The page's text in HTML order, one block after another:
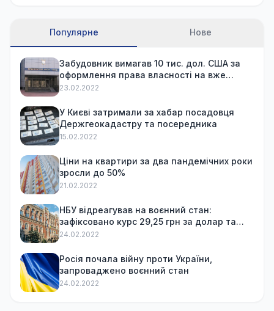
Популярне Нове
Забудовник вимагав 10 тис. дол. США за
оформлення права власності на вже
куплену квартиру
23.02.2022
У Києві затримали за хабар посадовця
Держгеокадастру та посередника
15.02.2022
Ціни на квартири за два пандемічних роки
зросли до 50%
21.02.2022
НБУ відреагував на воєнний стан:
зафіксовано курс 29,25 грн за долар та
обмежив зняття готівки
24.02.2022
Росія почала війну проти України,
запроваджено воєнний стан
24.02.2022